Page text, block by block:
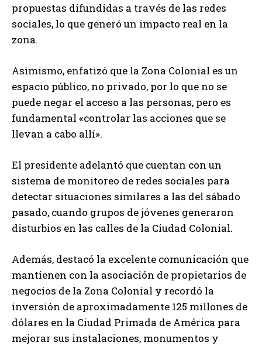
propuestas difundidas a través de las redes
sociales, lo que generó un impacto real en la
zona.
Asimismo, enfatizó que la Zona Colonial es un
espacio público, no privado, por lo que no se
puede negar el acceso a las personas, pero es
fundamental «controlar las acciones que se
llevan a cabo allí».
El presidente adelantó que cuentan con un
sistema de monitoreo de redes sociales para
detectar situaciones similares a las del sábado
pasado, cuando grupos de jóvenes generaron
disturbios en las calles de la Ciudad Colonial.
Además, destacó la excelente comunicación que
mantienen con la asociación de propietarios de
negocios de la Zona Colonial y recordó la
inversión de aproximadamente 125 millones de
dólares en la Ciudad Primada de América para
mejorar sus instalaciones, monumentos y